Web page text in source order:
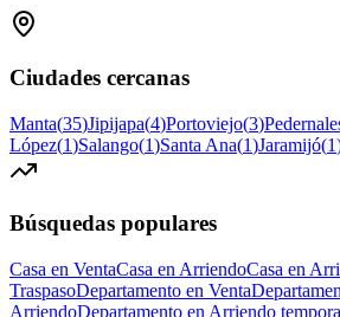
Ciudades cercanas
Manta(35)Jipijapa(4)Portoviejo(3)
López(1)Salango(1)Santa Ana(1)Jaramijó(1
Búsquedas populares
Casa en VentaCasa en ArriendoCasa en
TraspasoDepartamento en Venta
ArriendoDepartamento en Arriendo